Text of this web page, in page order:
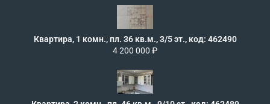
Квартира, 1 комн., пл. 36 кв.м., 3/5 эт., код: 462490
4 200 000 ₽